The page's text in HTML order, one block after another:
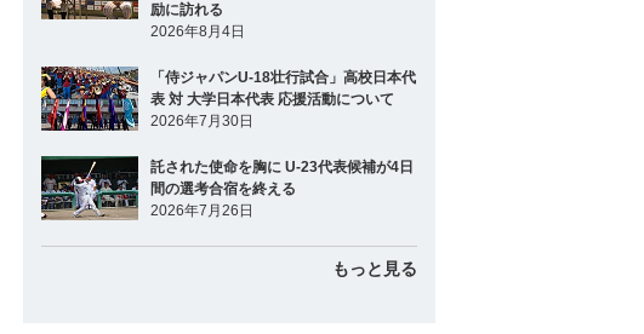
励に訪れる
2026年8月4日
「侍ジャパンU-18壮行試合」高校日本代
表 対 大学日本代表 応援活動について
2026年7月30日
託された使命を胸に U-23代表候補が4日
間の選考合宿を終える
2026年7月26日
もっと見る